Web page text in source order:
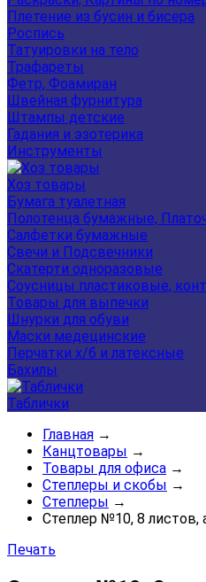
Плетение из бусин и бисера
Роспись
Татуировки на тело
Трафареты
Фетр, Фоамиран
Швейная фурнитура
Штампы детские
Гадания и эзотерика
Инструменты
Хоз товары
Бумага туалетная
Полотенца бумажные,
Салфетки бумажные
Свечи и Подсвечники
Скатерти одноразовые
Соусницы пластиковые,
Товары для выпечки
Шнурки для обуви
Маски медецинские
Перчатки х/б и латексные
Бахилы
Таблички
Главная →
Канцтовары →
Товары для офиса →
Степлеры и скобы →
Степлеры →
Степлер №10, 8 листов,
Печать